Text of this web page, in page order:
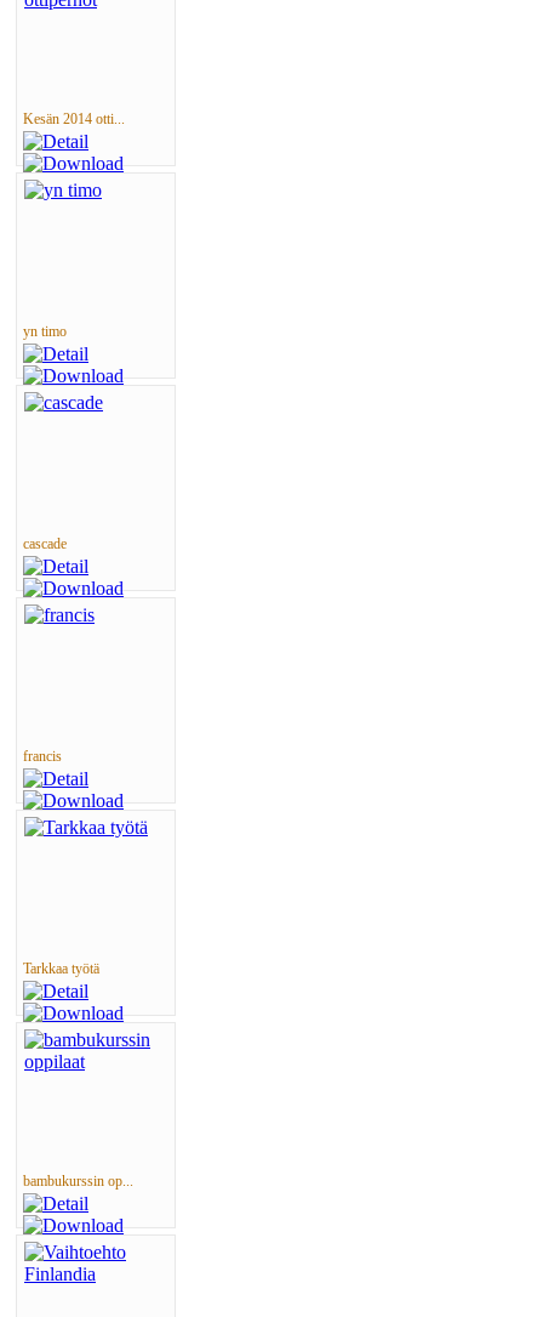
Kesän 2014 otti...
yn timo
cascade
francis
Tarkkaa työtä
bambukurssin op...